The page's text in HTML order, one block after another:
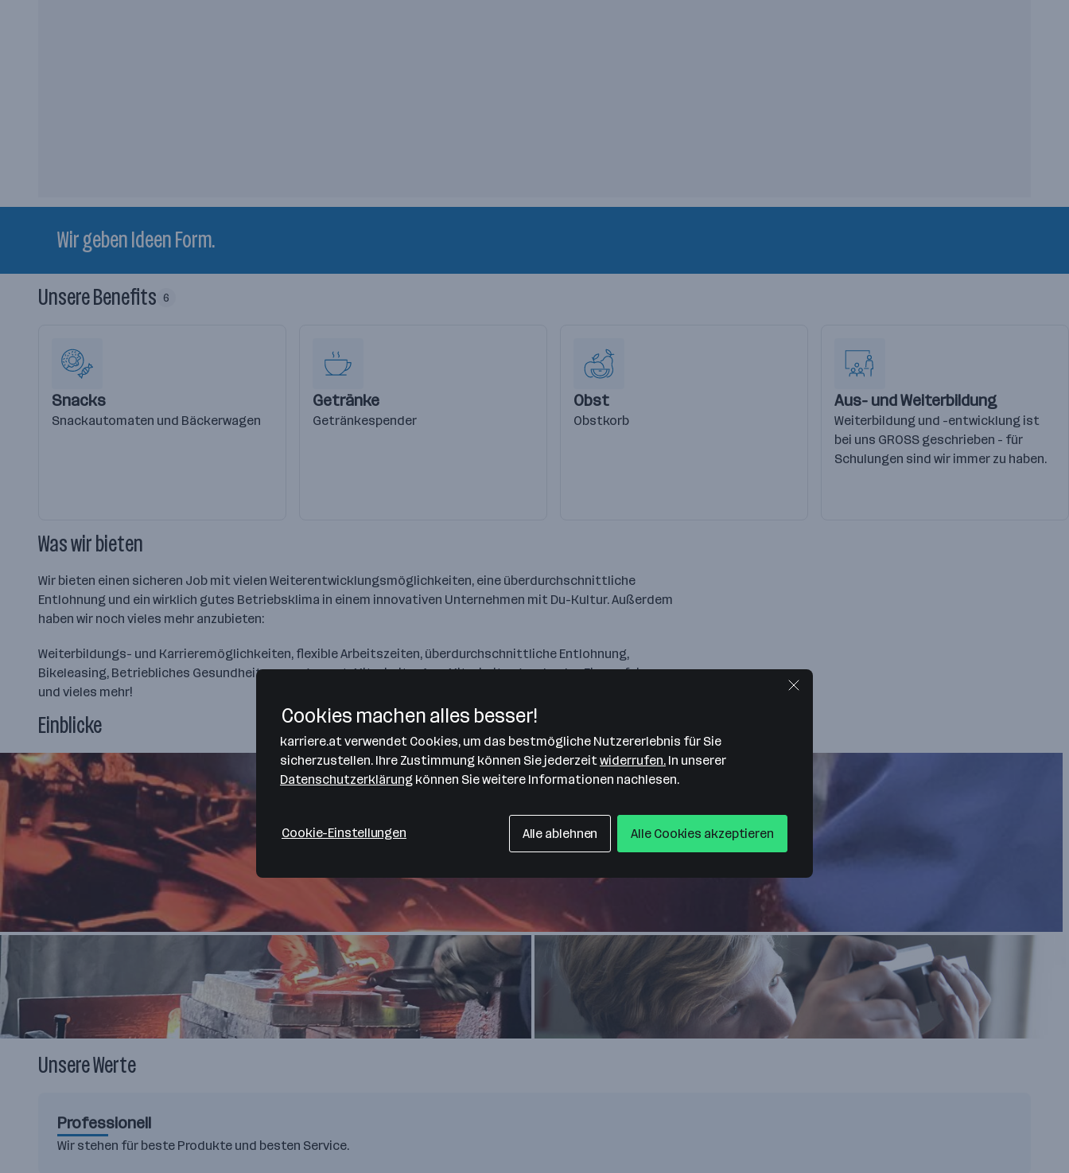
Wir geben Ideen Form.
Unsere Benefits 6
Snacks
Snackautomaten und Bäckerwagen
Getränke
Getränkespender
Obst
Obstkorb
Aus- und Weiterbildung
Weiterbildung und -entwicklung ist
bei uns GROSS geschrieben - für
Schulungen sind wir immer zu haben.
Was wir bieten
Wir bieten einen sicheren Job mit vielen Weiterentwicklungsmöglichkeiten, eine überdurchschnittliche
Entlohnung und ein wirklich gutes Betriebsklima in einem innovativen Unternehmen mit Du-Kultur. Außerdem
haben wir noch vieles mehr anzubieten:
Weiterbildungs- und Karrieremöglichkeiten, flexible Arbeitszeiten, überdurchschnittliche Entlohnung,
Bikeleasing, Betriebliches Gesundheitsmanagement, Mitarbeiter App, Mitarbeitergeschenke, Firmenfeiern
und vieles mehr!
Einblicke
Unsere Werte
Professionell
Wir stehen für beste Produkte und besten Service.
Cookies machen alles besser!
karriere.at verwendet Cookies, um das bestmögliche Nutzererlebnis für Sie
sicherzustellen. Ihre Zustimmung können Sie jederzeitwiderrufen. In unserer
Datenschutzerklärung können Sie weitere Informationen nachlesen.
Cookie-Einstellungen Alle ablehnen Alle Cookies akzeptieren